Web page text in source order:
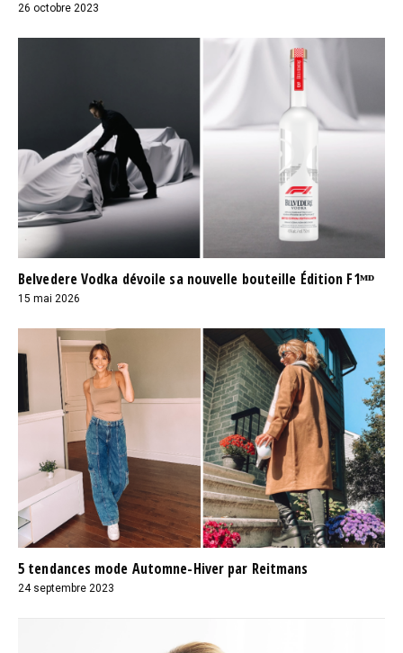
26 octobre 2023
Belvedere Vodka dévoile sa nouvelle bouteille Édition F1ᴹᴰ
15 mai 2026
5 tendances mode Automne-Hiver par Reitmans
24 septembre 2023